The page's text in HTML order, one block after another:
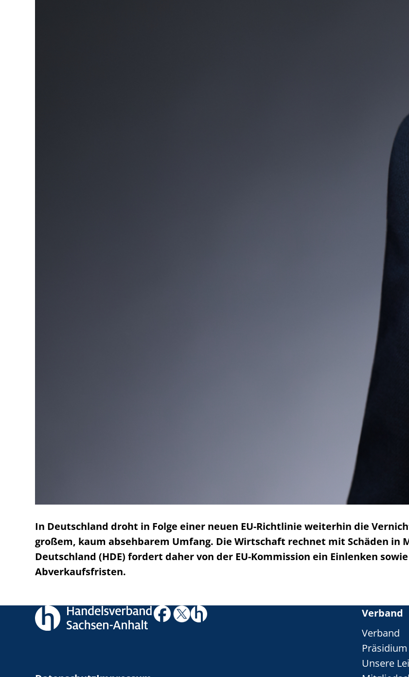
In Deutschland droht in Folge einer neuen EU-Richtlinie weiterhin die
großem, kaum absehbarem Umfang. Die Wirtschaft rechnet mit Schäden in
Deutschland (HDE) fordert daher von der EU-Kommission ein Einlenken
Abverkaufsfristen.
Verband
Verband
Präsidium
Unsere